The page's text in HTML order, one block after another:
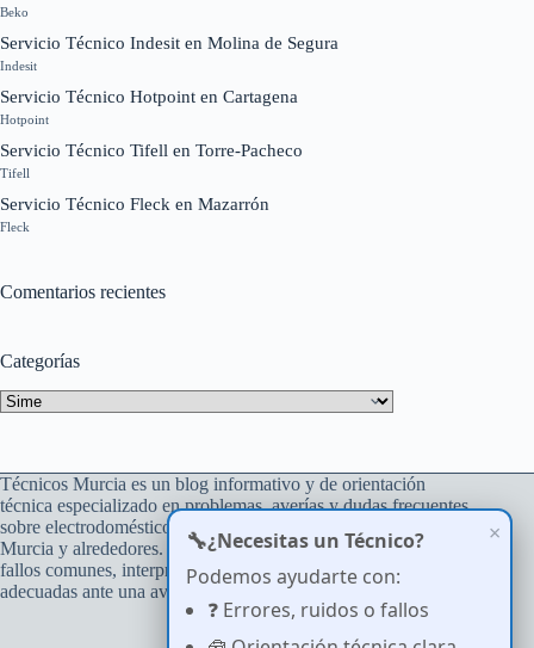
Beko
Servicio Técnico Indesit en Molina de Segura
Indesit
Servicio Técnico Hotpoint en Cartagena
Hotpoint
Servicio Técnico Tifell en Torre-Pacheco
Tifell
Servicio Técnico Fleck en Mazarrón
Fleck
Comentarios recientes
Categorías
Categorías
Técnicos Murcia es un blog informativo y de orientación
técnica especializado en problemas, averías y dudas frecuentes
sobre electrodomésticos del hogar, con atención a usuarios de
Murcia y alrededores. Su objetivo es ayudar a comprender
fallos comunes, interpretar errores y tomar decisiones
adecuadas ante una avería.
×
🔧¿Necesitas un Técnico?
Podemos ayudarte con:
❓ Errores, ruidos o fallos